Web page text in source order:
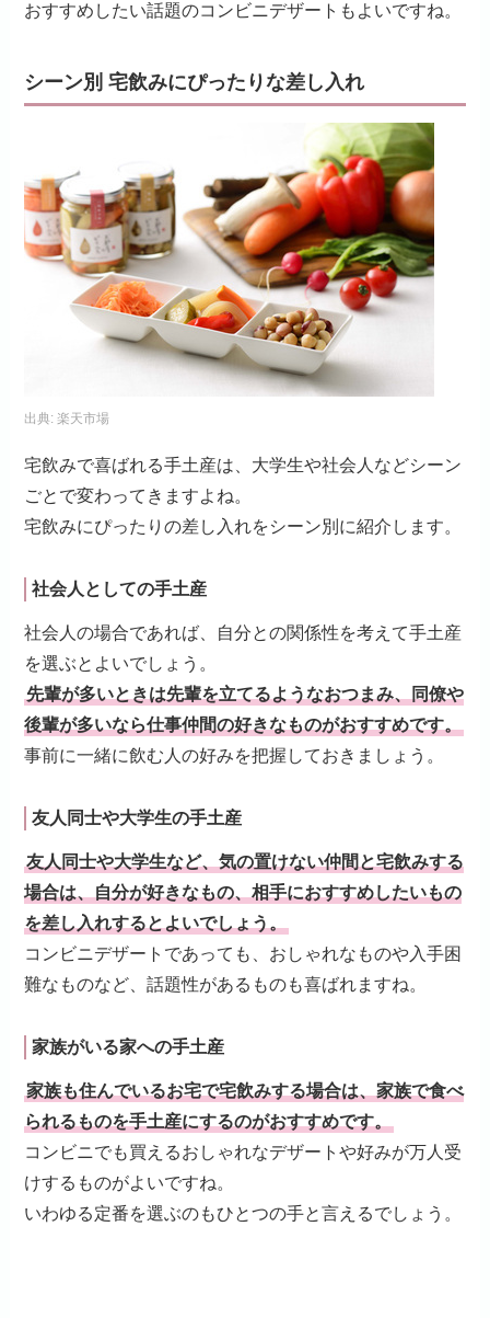
おすすめしたい話題のコンビニデザートもよいですね。
シーン別 宅飲みにぴったりな差し入れ
出典:楽天市場
宅飲みで喜ばれる手土産は、大学生や社会人などシーン
ごとで変わってきますよね。
宅飲みにぴったりの差し入れをシーン別に紹介します。
社会人としての手土産
社会人の場合であれば、自分との関係性を考えて手土産
を選ぶとよいでしょう。
先輩が多いときは先輩を立てるようなおつまみ、同僚や
後輩が多いなら仕事仲間の好きなものがおすすめです。
事前に一緒に飲む人の好みを把握しておきましょう。
友人同士や大学生の手土産
友人同士や大学生など、気の置けない仲間と宅飲みする
場合は、自分が好きなもの、相手におすすめしたいもの
を差し入れするとよいでしょう。
コンビニデザートであっても、おしゃれなものや入手困
難なものなど、話題性があるものも喜ばれますね。
家族がいる家への手土産
家族も住んでいるお宅で宅飲みする場合は、家族で食べ
られるものを手土産にするのがおすすめです。
コンビニでも買えるおしゃれなデザートや好みが万人受
けするものがよいですね。
いわゆる定番を選ぶのもひとつの手と言えるでしょう。